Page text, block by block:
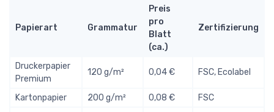
Papierart Grammatur
Preis
pro
Blatt
(ca.)
Zertifizierung
Druckerpapier
Premium
120 g/m² 0,04 € FSC, Ecolabel
Kartonpapier 200 g/m² 0,08 €
FSC